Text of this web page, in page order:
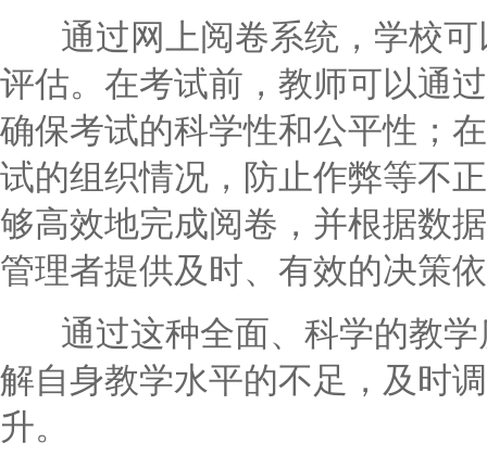
通过网上阅卷系统，学校可
评估。在考试前，教师可以通
确保考试的科学性和公平性；
试的组织情况，防止作弊等不
够高效地完成阅卷，并根据数
管理者提供及时、有效的决策
通过这种全面、科学的教学
解自身教学水平的不足，及时
升。